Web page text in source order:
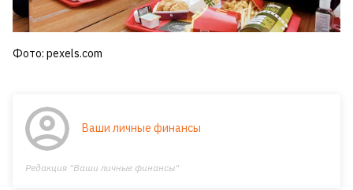
Фото: pexels.com
Ваши личные финансы
Редакция "Ваши личные финансы"